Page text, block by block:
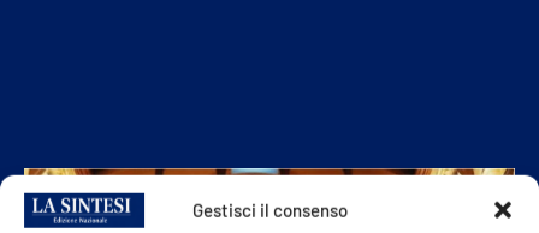
Gestisci il consenso